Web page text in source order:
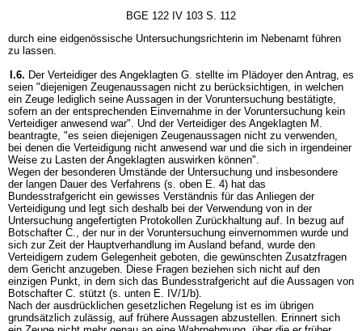
BGE 122 IV 103 S. 112
durch eine eidgenössische Untersuchungsrichterin im Nebenamt führen
zu lassen.
I.6. Der Verteidiger des Angeklagten G. stellte im Plädoyer den Antrag, es
seien "diejenigen Zeugenaussagen nicht zu berücksichtigen, in welchen
ein Zeuge lediglich seine Aussagen in der Voruntersuchung bestätigte,
sofern an der entsprechenden Einvernahme in der Voruntersuchung kein
Verteidiger anwesend war". Und der Verteidiger des Angeklagten M.
beantragte, "es seien diejenigen Zeugenaussagen nicht zu verwenden,
bei denen die Verteidigung nicht anwesend war und die sich in irgendeiner
Weise zu Lasten der Angeklagten auswirken können".
Wegen der besonderen Umstände der Untersuchung und insbesondere
der langen Dauer des Verfahrens (s. oben E. 4) hat das
Bundesstrafgericht ein gewisses Verständnis für das Anliegen der
Verteidigung und legt sich deshalb bei der Verwendung von in der
Untersuchung angefertigten Protokollen Zurückhaltung auf. In bezug auf
Botschafter C., der nur in der Voruntersuchung einvernommen wurde und
sich zur Zeit der Hauptverhandlung im Ausland befand, wurde den
Verteidigern zudem Gelegenheit geboten, die gewünschten Zusatzfragen
dem Gericht anzugeben. Diese Fragen beziehen sich nicht auf den
einzigen Punkt, in dem sich das Bundesstrafgericht auf die Aussagen von
Botschafter C. stützt (s. unten E. IV/1/b).
Nach der ausdrücklichen gesetzlichen Regelung ist es im übrigen
grundsätzlich zulässig, auf frühere Aussagen abzustellen. Erinnert sich